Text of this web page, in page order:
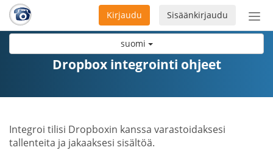
suomi
Sisäänkirjaudu
Kirjaudu
Dropbox integrointi ohjeet
Integroi tilisi Dropboxin kanssa varastoidaksesi
tallenteita ja jakaaksesi sisältöä.